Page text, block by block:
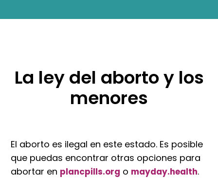
La ley del aborto y los
menores
El aborto es ilegal en este estado. Es posible
que puedas encontrar otras opciones para
abortar en plancpills.org o mayday.health.